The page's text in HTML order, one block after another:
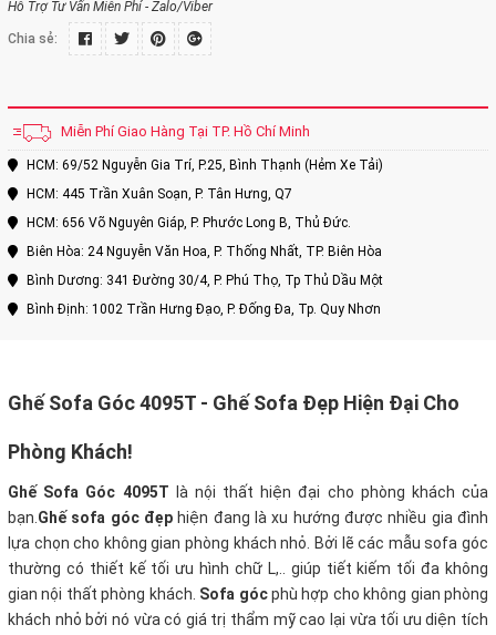
Hỗ Trợ Tư Vấn Miễn Phí - Zalo/Viber
Chia sẻ:
Miễn Phí Giao Hàng Tại TP. Hồ Chí Minh
HCM: 69/52 Nguyễn Gia Trí, P.25, Bình Thạnh (Hẻm Xe Tải)
HCM: 445 Trần Xuân Soạn, P. Tân Hưng, Q7
HCM: 656 Võ Nguyên Giáp, P. Phước Long B, Thủ Đức.
Biên Hòa: 24 Nguyễn Văn Hoa, P. Thống Nhất, TP. Biên Hòa
Bình Dương: 341 Đường 30/4, P. Phú Thọ, Tp Thủ Dầu Một
Bình Định: 1002 Trần Hưng Đạo, P. Đống Đa, Tp. Quy Nhơn
Ghế Sofa Góc 4095T - Ghế Sofa Đẹp Hiện Đại Cho
Phòng Khách!
Ghế Sofa Góc 4095T
là nội thất hiện đại cho phòng khách của
bạn.Ghế sofa góc đẹp hiện đang là xu hướng được nhiều gia đình
lựa chọn cho không gian phòng khách nhỏ. Bởi lẽ các mẫu sofa góc
thường có thiết kế tối ưu hình chữ L,.. giúp tiết kiếm tối đa không
gian nội thất phòng khách. Sofa gócphù hợp cho không gian phòng
khách nhỏ bởi nó vừa có giá trị thẩm mỹ cao lại vừa tối ưu diện tích